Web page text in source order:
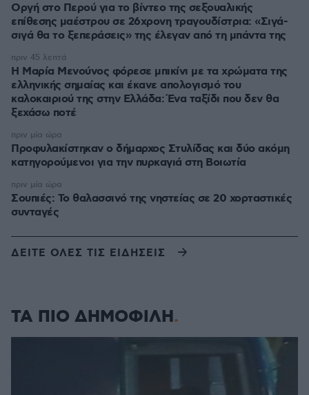
Οργή στο Περού για το βίντεο της σεξουαλικής
επίθεσης μαέστρου σε 26χρονη τραγουδίστρια: «Σιγά-
σιγά θα το ξεπεράσεις» της έλεγαν από τη μπάντα της
Η Μαρία Μενούνος φόρεσε μπικίνι με τα χρώματα της
ελληνικής σημαίας και έκανε απολογισμό του
καλοκαιριού της στην Ελλάδα: Ένα ταξίδι που δεν θα
ξεχάσω ποτέ
πριν 45 λεπτά
Προφυλακίστηκαν ο δήμαρχος Στυλίδας και δύο ακόμη
κατηγορούμενοι για την πυρκαγιά στη Βοιωτία
πριν μία ώρα
Σουπιές: Το θαλασσινό της νηστείας σε 20 χορταστικές
συνταγές
πριν μία ώρα
ΔΕΙΤΕ ΟΛΕΣ ΤΙΣ ΕΙΔΗΣΕΙΣ
ΤΑ ΠΙΟ ΔΗΜΟΦΙΛΗ